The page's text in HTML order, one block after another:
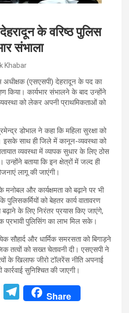
के वरिष्ठ पुलिस
संभाला
Khabar
अधीक्षक (एसएसपी) देहरादून के पद का
किया। कार्यभार संभालने के बाद उन्होंने
को लेकर अपनी प्राथमिकताओं को
डोभाल ने कहा कि महिला सुरक्षा को
इसके साथ ही जिले में कानून-व्यवस्था को
व्यवस्था में व्यापक सुधार के लिए ठोस
बताया कि इन क्षेत्रों में जल्द ही
लागू की जाएंगी।
और कार्यक्षमता को बढ़ाने पर भी
पुलिसकर्मियों को बेहतर कार्य वातावरण
के लिए निरंतर प्रयास किए जाएंगे,
पुलिसिंग का लाभ मिल सके।
सौहार्द और धार्मिक समरसता को बिगाड़ने
तत्वों को सख्त चेतावनी दी। एसएसपी ने
के खिलाफ जीरो टॉलरेंस नीति अपनाई
सुनिश्चित की जाएगी।
G
T
Share